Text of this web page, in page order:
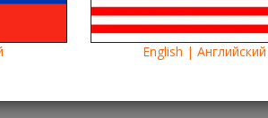
English | Английский